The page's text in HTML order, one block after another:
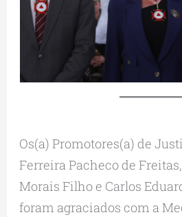
Os(a) Promotores(a) de
Ferreira Pacheco de
Morais Filho e Carlos
foram agraciados com a